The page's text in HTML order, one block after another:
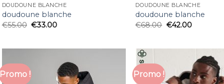
DOUDOUNE BLANCHE
doudoune blanche
€55.00 €33.00
DOUDOUNE BLANCHE
doudoune blanche
€68.00 €42.00
Promo ! Promo !